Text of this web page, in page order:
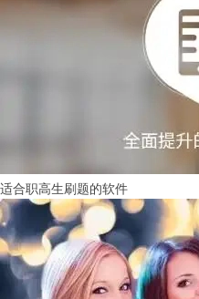
适合职高生刷题的软件